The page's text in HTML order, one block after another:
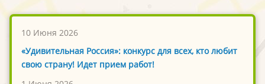
10 Июня 2026
«Удивительная Россия»: конкурс для всех, кто любит
свою страну! Идет прием работ!